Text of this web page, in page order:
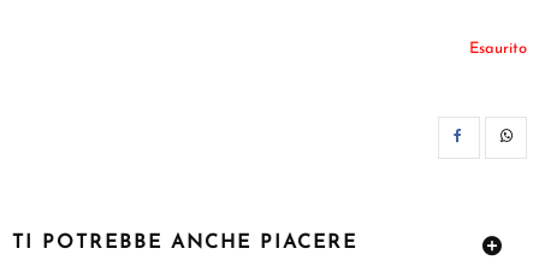
Esaurito
TI POTREBBE ANCHE PIACERE